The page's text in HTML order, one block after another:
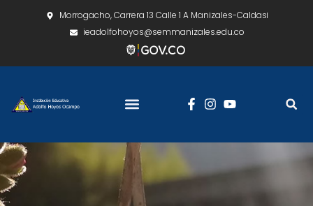
Morrogacho, Carrera 13 Calle 1 A Manizales-Caldas
ieadolfohoyos@semmanizales.edu.co